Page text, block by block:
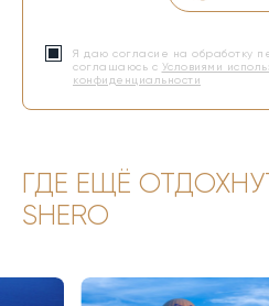
Я даю согласие на обработку
соглашаюсь с Условиями
конфиденциальности
ГДЕ ЕЩЁ
SHERO